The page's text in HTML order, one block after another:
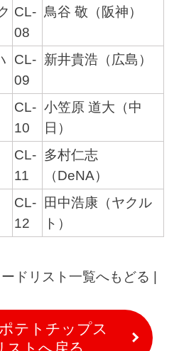
CL-
08
鳥谷 敬（阪神）
CL-
09
新井貴浩（広島）
CL-
10
小笠原 道大（中
日）
CL-
11
多村仁志
（DeNA）
CL-
12
田中浩康（ヤクル
ト）
ドリスト一覧へもどる
テトチップス
ストへ戻る